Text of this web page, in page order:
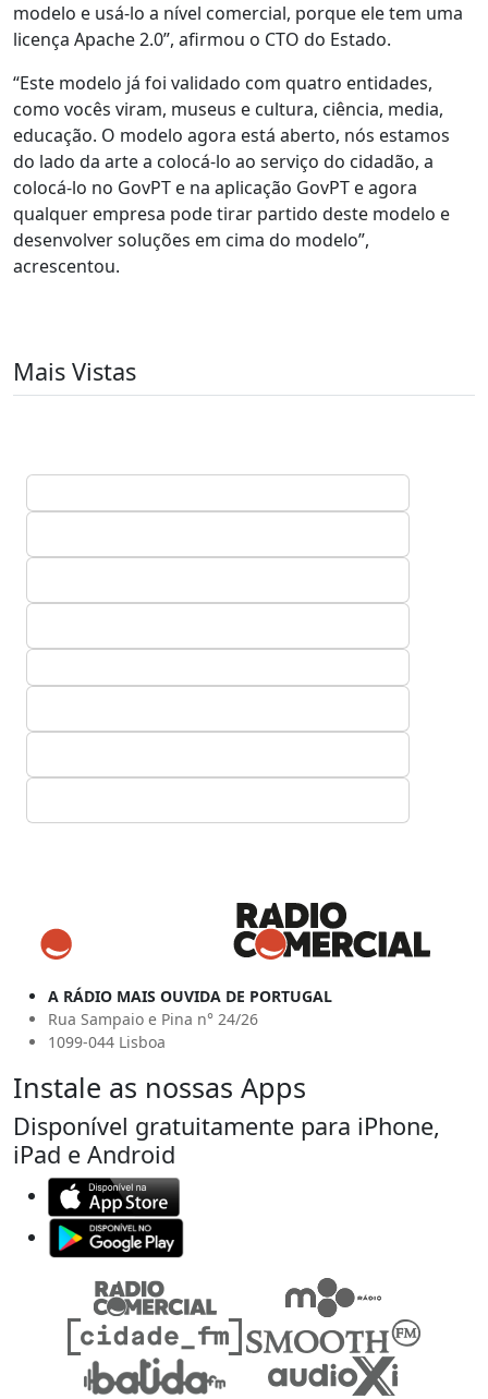
modelo e usá-lo a nível comercial, porque ele tem uma
licença Apache 2.0”, afirmou o CTO do Estado.
“Este modelo já foi validado com quatro entidades,
como vocês viram, museus e cultura, ciência, media,
educação. O modelo agora está aberto, nós estamos
do lado da arte a colocá-lo ao serviço do cidadão, a
colocá-lo no GovPT e na aplicação GovPT e agora
qualquer empresa pode tirar partido deste modelo e
desenvolver soluções em cima do modelo”,
acrescentou.
Mais Vistas
A RÁDIO MAIS OUVIDA DE PORTUGAL
Rua Sampaio e Pina n° 24/26
1099-044 Lisboa
Instale as nossas Apps
Disponível gratuitamente para iPhone,
iPad e Android